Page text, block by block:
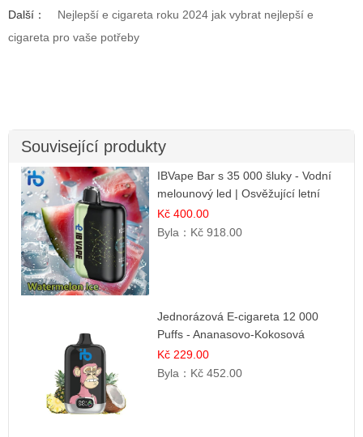
Další：
Nejlepší e cigareta roku 2024 jak vybrat nejlepší e
cigareta pro vaše potřeby
Související produkty
IBVape Bar s 35 000 šluky - Vodní
melounový led | Osvěžující letní
příchuť
Kč 400.00
Byla： Kč 918.00
Jednorázová E-cigareta 12 000
Puffs - Ananasovo-Kokosová
Zmrzlina | Tropický dezert
Kč 229.00
Byla： Kč 452.00